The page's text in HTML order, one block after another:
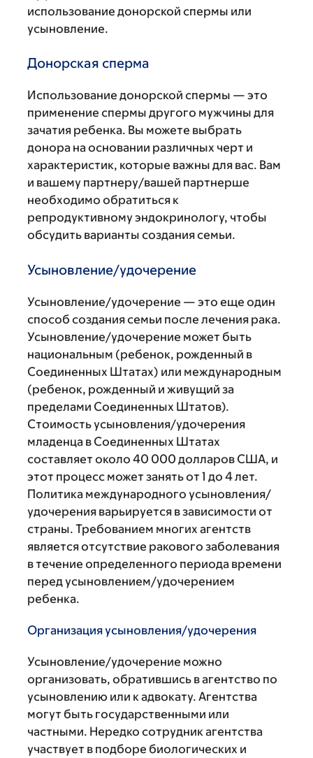
использование донорской спермы или
усыновление.
Донорская сперма
Использование донорской спермы — это
применение спермы другого мужчины для
зачатия ребенка. Вы можете выбрать
донора на основании различных черт и
характеристик, которые важны для вас. Вам
и вашему партнеру/вашей партнерше
необходимо обратиться к
репродуктивному эндокринологу, чтобы
обсудить варианты создания семьи.
Усыновление/удочерение
Усыновление/удочерение — это еще один
способ создания семьи после лечения рака.
Усыновление/удочерение может быть
национальным (ребенок, рожденный в
Соединенных Штатах) или международным
(ребенок, рожденный и живущий за
пределами Соединенных Штатов).
Стоимость усыновления/удочерения
младенца в Соединенных Штатах
составляет около 40 000 долларов США, и
этот процесс может занять от 1 до 4 лет.
Политика международного усыновления/
удочерения варьируется в зависимости от
страны. Требованием многих агентств
является отсутствие ракового заболевания
в течение определенного периода времени
перед усыновлением/удочерением
ребенка.
Организация усыновления/удочерения
Усыновление/удочерение можно
организовать, обратившись в агентство по
усыновлению или к адвокату. Агентства
могут быть государственными или
частными. Нередко сотрудник агентства
участвует в подборе биологических и